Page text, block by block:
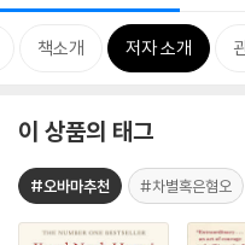
책소개 저자 소개
이 상품의 태그
#오바마추천 #차별혹은혐오